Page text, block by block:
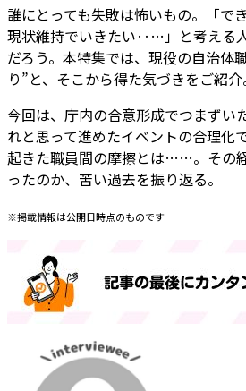
誰にとっても失敗は怖いもの。「で
現状維持でいきたい‥…」と考える
だろう。本特集では、現役の自治体
り”と、そこから得た気づきをご紹介
今回は、庁内の合意形成でつまずい
れと思って進めたイベントの合理化
起きた職員間の摩擦とは……。その
ったのか、苦い過去を振り返る。
※掲載情報は公開日時点のものです